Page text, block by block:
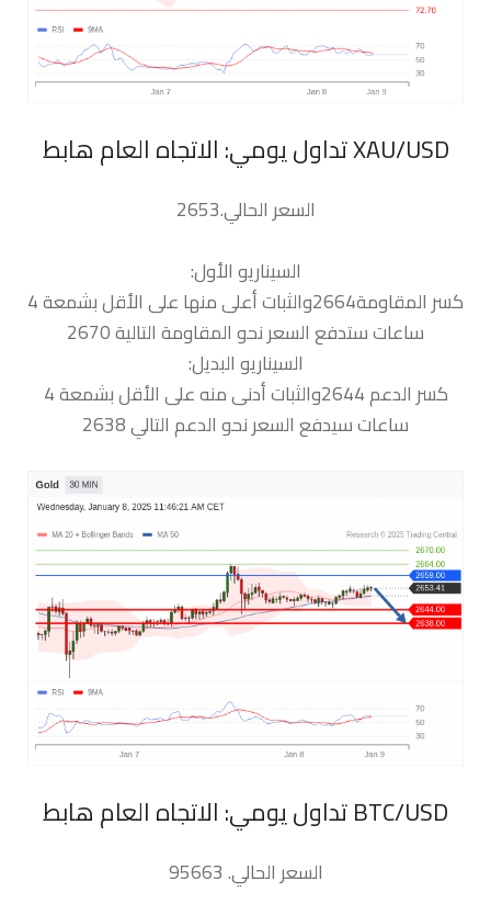
السعر الحالي.2653
السيناريو الأول:
كسر المقاومة2664والثبات أعلى منها على الأقل بشمعة 4
ساعات ستدفع السعر نحو المقاومة التالية 2670
السيناريو البديل:
كسر الدعم 2644والثبات أدنى منه على الأقل بشمعة 4
ساعات سيدفع السعر نحو الدعم التالي 2638
السعر الحالي. 95663